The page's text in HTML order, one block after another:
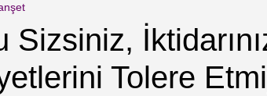
Sizsiniz,
Tolere